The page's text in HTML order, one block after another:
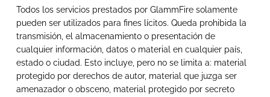
Todos los servicios prestados por GlammFire solamente
pueden ser utilizados para fines lícitos. Queda prohibida la
transmisión, el almacenamiento o presentación de
cualquier información, datos o material en cualquier país,
estado o ciudad. Esto incluye, pero no se limita a: material
protegido por derechos de autor, material que juzga ser
amenazador o obsceno, material protegido por secreto